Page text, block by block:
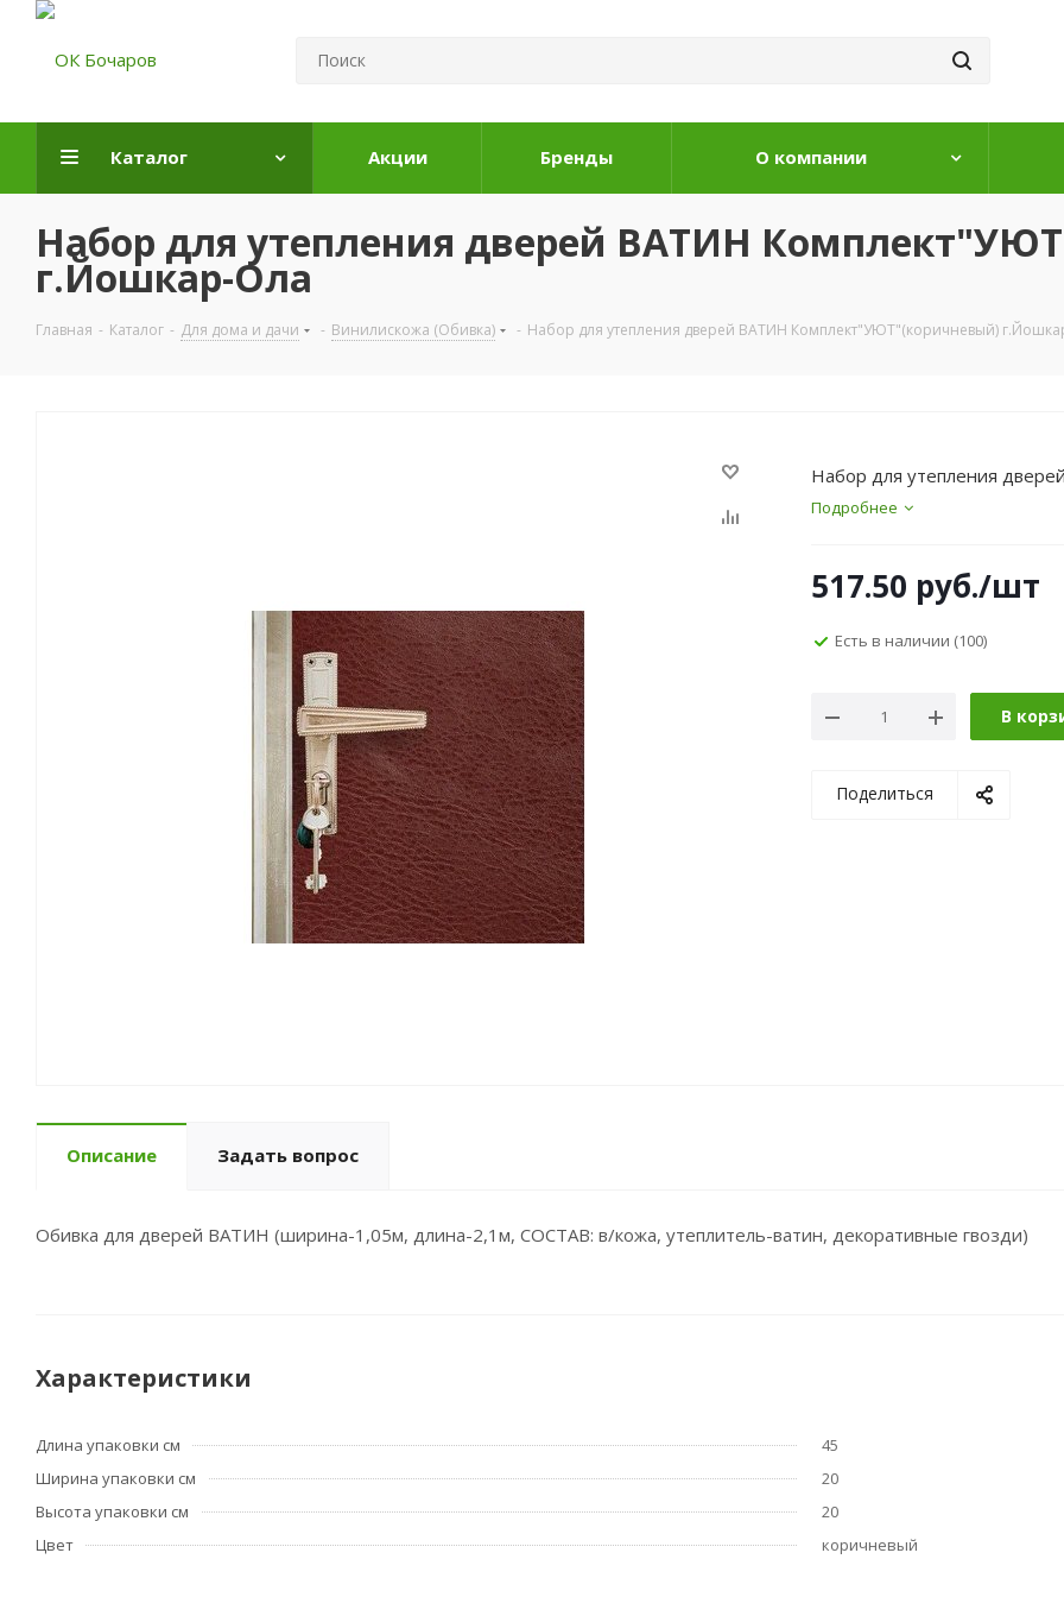
Каталог Акции Бренды О компании
Набор для утепления дверей ВАТИН
г.Йошкар-Ола
Главная - Каталог - Для дома и дачи - Винилискожа (Обивка) - Набор для утепления дверей ВАТИН Комплект"УЮТ"(коричневый)
Набор для утепления
Подробнее
517.50 руб./шт
Есть в наличии (100)
В
Поделиться
Описание Задать вопрос
Обивка для дверей ВАТИН (ширина-1,05м, длина-2,1м, СОСТАВ: в/кожа, утеплитель-ватин, декоративные гвозди)
Характеристики
Длина упаковки см
45
Ширина упаковки см
20
Высота упаковки см
20
Цвет
коричневый